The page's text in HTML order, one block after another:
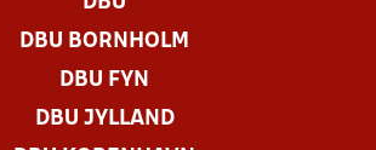
DBU BORNHOLM
DBU FYN
DBU JYLLAND